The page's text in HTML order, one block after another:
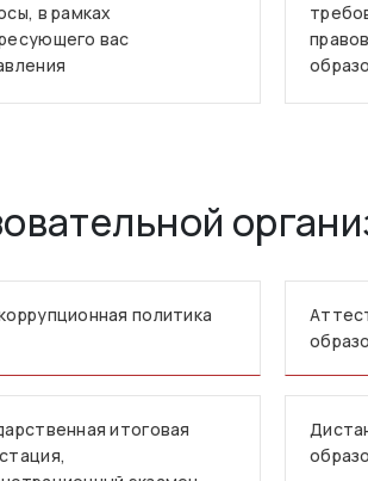
в рамках
вас
политика
итоговая